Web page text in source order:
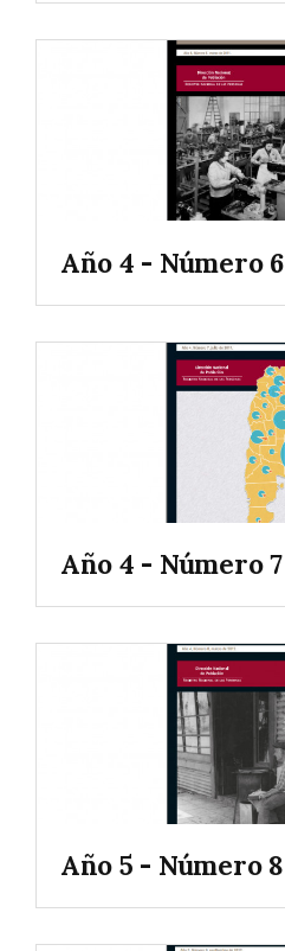
Año 4 - Número 6
Año 4 - Número 7
Año 5 - Número 8